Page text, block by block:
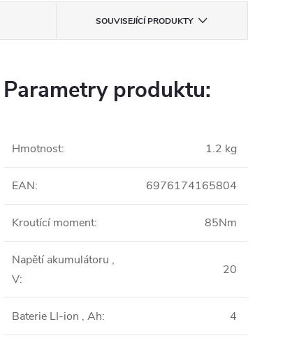
SOUVISEJÍCÍ PRODUKTY
Parametry produktu:
Hmotnost: 1.2 kg
EAN: 6976174165804
Kroutící moment: 85Nm
Napětí akumulátoru ,
V:
20
Baterie LI-ion , Ah: 4